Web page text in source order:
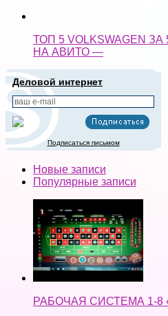
ТОП 5 VOLKSWAGEN
НА АВИТО —
Деловой интернет
Подписаться письмом
Новые записи
Популярные записи
РАБОЧАЯ СИСТЕМА 1-8